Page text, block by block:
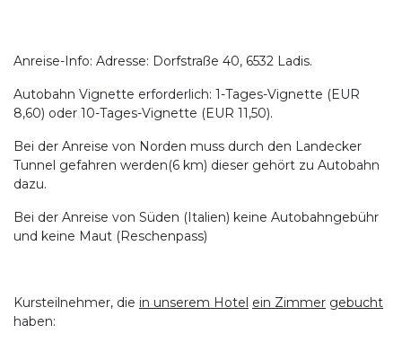
Anreise-Info: Adresse: Dorfstraße 40, 6532 Ladis.
Autobahn Vignette erforderlich: 1-Tages-Vignette (EUR
8,60) oder 10-Tages-Vignette (EUR 11,50).
Bei der Anreise von Norden muss durch den Landecker
Tunnel gefahren werden(6 km) dieser gehört zu Autobahn
dazu.
Bei der Anreise von Süden (Italien) keine Autobahngebühr
und keine Maut (Reschenpass)
Kursteilnehmer, die in unserem Hotel ein Zimmer gebucht
haben: